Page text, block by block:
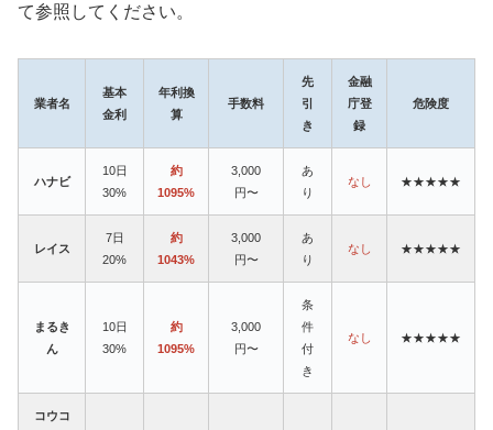
て参照してください。
業者名
基本
金利
年利換
算
手数料
先
引
き
金融
庁登
録
危険度
ハナビ
10日
30%
約
1095%
3,000
円〜
あ
り
なし ★★★★★
レイス
7日
20%
約
1043%
3,000
円〜
あ
り
なし ★★★★★
まるき
ん
10日
30%
約
1095%
3,000
円〜
条
件
付
き
なし ★★★★★
コウコ